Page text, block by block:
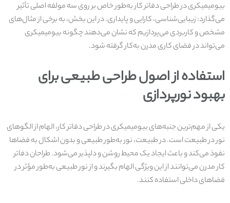
بیومیمیکری در طراحی دفاتر کار به‌طور خاص بر روی سه مولفه اصلی تأثیر
می‌گذارد: زیبایی‌شناسی، کارایی و پایداری. در این بخش، به برخی از مثال‌های
مشخص و کاربردی می‌پردازیم که نشان می‌دهند چگونه بیومیمیکری
می‌تواند در فضای کاری مدرن به‌کار گرفته شود.
استفاده از اصول طراحی طبیعی برای
بهبود نورپردازی
یکی از مهم‌ترین جنبه‌های بیومیمیکری در طراحی دفاتر کار، الهام از الگوهای
نور در طبیعت است. در طبیعت، نور به‌طور طبیعی و بدون اشکال به فضاها
نفوذ می‌کند و باعث ایجاد یک محیط روشن و دلپذیر می‌شود. طراحان دفاتر
کار مدرن می‌توانند از این ویژگی الهام بگیرند و از نور طبیعی به‌طور مؤثر در
فضاهای داخلی استفاده کنند.